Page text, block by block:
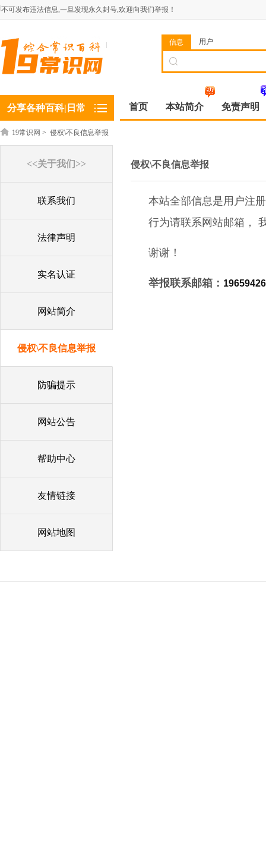
不可发布违法信息,一旦发现永久封号,欢迎向我们举报！
信息 用户
分享各种百科|日常 首页 本站简介 免责声明
19常识网 > 侵权\不良信息举报
<<关于我们>>
联系我们
法律声明
实名认证
网站简介
侵权\不良信息举报
防骗提示
网站公告
帮助中心
友情链接
网站地图
侵权\不良信息举报
本站全部信息是用户注
行为请联系网站邮箱，
谢谢！
举报联系邮箱：